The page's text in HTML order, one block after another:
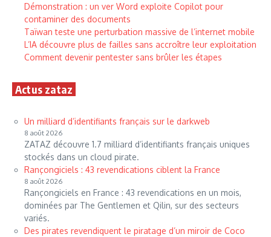
Démonstration : un ver Word exploite Copilot pour
contaminer des documents
Taïwan teste une perturbation massive de l’internet mobile
L’IA découvre plus de failles sans accroître leur exploitation
Comment devenir pentester sans brûler les étapes
Actus zataz
Un milliard d’identifiants français sur le darkweb
8 août 2026
ZATAZ découvre 1.7 milliard d’identifiants français uniques
stockés dans un cloud pirate.
Rançongiciels : 43 revendications ciblent la France
8 août 2026
Rançongiciels en France : 43 revendications en un mois,
dominées par The Gentlemen et Qilin, sur des secteurs
variés.
Des pirates revendiquent le piratage d’un miroir de Coco